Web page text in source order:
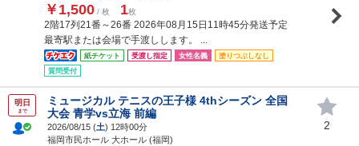
￥1,500 / 枚 1枚
2階17列21番～26番 2026年08月15日11時45分発送予定
最寄駅または会場で手渡しします。 ...
紙チケット 受渡し指定 女性名義
塗りつぶしなし
質問受付
明日
まで
ミュージカル テニスの王子様 4thシーズン 全国
大会 青学vs立海 前編
2026/08/15 (土) 12時00分
福岡市民ホール 大ホール (福岡)
2